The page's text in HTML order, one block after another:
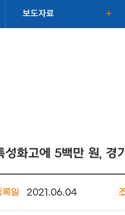
보도자료
성화고에 5백만 원,
록일 2021.06.04